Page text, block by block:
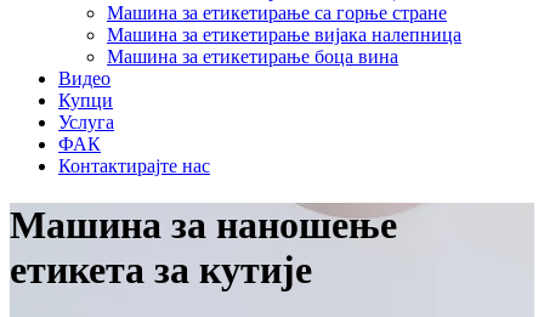
Машина за етикетирање са горње стране
Машина за етикетирање вијака налепница
Машина за етикетирање боца вина
Видео
Купци
Услуга
ФАК
Контактирајте нас
Машина за наношење
етикета за кутије